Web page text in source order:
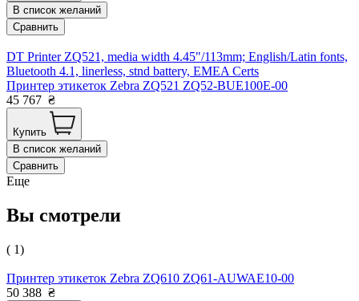
В список желаний
Сравнить
DT Printer ZQ521, media width 4.45"/113mm; English/Latin fonts,
Bluetooth 4.1, linerless, stnd battery, EMEA Certs
Принтер этикеток Zebra ZQ521 ZQ52-BUE100E-00
45 767 ₴
Купить
В список желаний
Сравнить
Еще
Вы смотрели
( 1)
Принтер этикеток Zebra ZQ610 ZQ61-AUWAE10-00
50 388 ₴